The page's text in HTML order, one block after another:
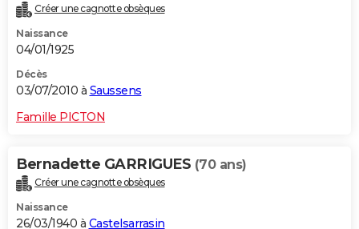
Créer une cagnotte obsèques
Naissance
04/01/1925
Décès
03/07/2010 à Saussens
Famille PICTON
Bernadette GARRIGUES (70 ans)
Créer une cagnotte obsèques
Naissance
26/03/1940 à Castelsarrasin